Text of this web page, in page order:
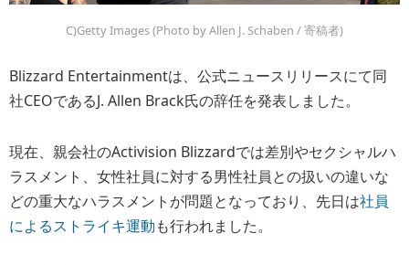
C)Getty Images (Photo by Allen J. Schaben / 寄稿者)
Blizzard Entertainmentは、公式ニュースリリースにて同
社CEOであるJ. Allen Brack氏の辞任を発表しました。
現在、親会社のActivision Blizzardでは差別やセクシャルハ
ラスメント、女性社員に対する男性社員との扱いの違いな
どの重大なハラスメントが問題となっており、先日は社員
によるストライキ運動も行われました。